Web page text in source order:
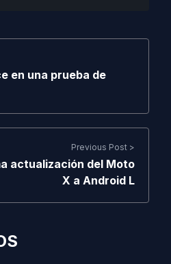
en una prueba de
Previous Post >
actualización del Moto
X a Android L